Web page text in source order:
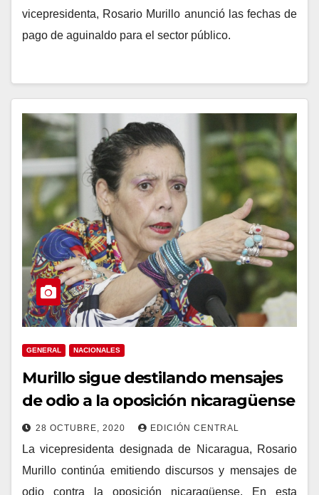
vicepresidenta, Rosario Murillo anunció las fechas de
pago de aguinaldo para el sector público.
GENERAL NACIONALES
Murillo sigue destilando mensajes
de odio a la oposición nicaragüense
28 OCTUBRE, 2020 EDICIÓN CENTRAL
La vicepresidenta designada de Nicaragua, Rosario
Murillo continúa emitiendo discursos y mensajes de
odio contra la oposición nicaragüense. En esta